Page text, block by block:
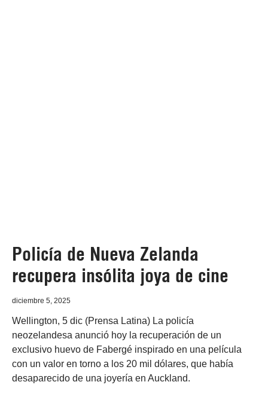
Policía de Nueva Zelanda
recupera insólita joya de cine
diciembre 5, 2025
Wellington, 5 dic (Prensa Latina) La policía
neozelandesa anunció hoy la recuperación de un
exclusivo huevo de Fabergé inspirado en una película
con un valor en torno a los 20 mil dólares, que había
desaparecido de una joyería en Auckland.